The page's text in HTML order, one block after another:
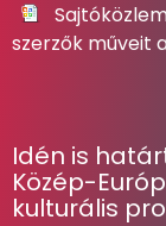
szerzők műveit
Idén is
Közép-
kulturális